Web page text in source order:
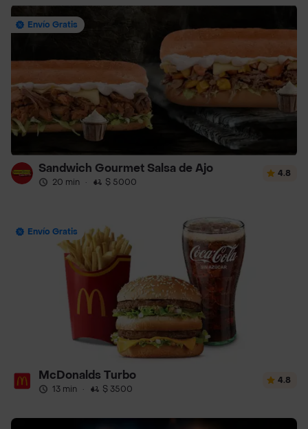
Envío Gratis
Sandwich Gourmet Salsa de Ajo
20 min · $ 5000
4.8
Envío Gratis
McDonalds Turbo
13 min · $ 3500
4.8